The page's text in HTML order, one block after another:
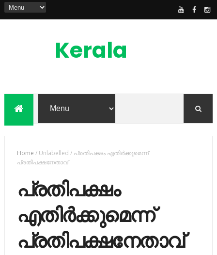
Kerala
Feed
Home /Unlabelled / പ്രതിപക്ഷം എതിര്‍ക്കുമെന്ന്
പ്രതിപക്ഷനേതാവ്
പ്രതിപക്ഷം
എതിര്‍ക്കുമെന്ന്
പ്രതിപക്ഷനേതാവ്